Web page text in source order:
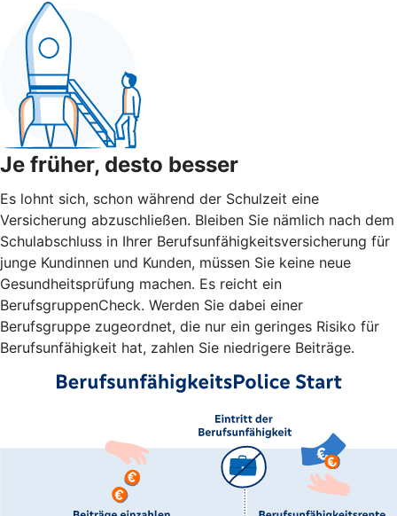
Je früher, desto besser
Es lohnt sich, schon während der Schulzeit eine
Versicherung abzuschließen. Bleiben Sie nämlich nach dem
Schulabschluss in Ihrer Berufsunfähigkeitsversicherung für
junge Kundinnen und Kunden, müssen Sie keine neue
Gesundheitsprüfung machen. Es reicht ein
BerufsgruppenCheck. Werden Sie dabei einer
Berufsgruppe zugeordnet, die nur ein geringes Risiko für
Berufsunfähigkeit hat, zahlen Sie niedrigere Beiträge.